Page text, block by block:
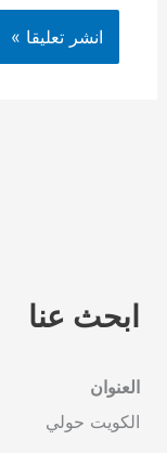
ابحث عنا
العنوان
الكويت حولي